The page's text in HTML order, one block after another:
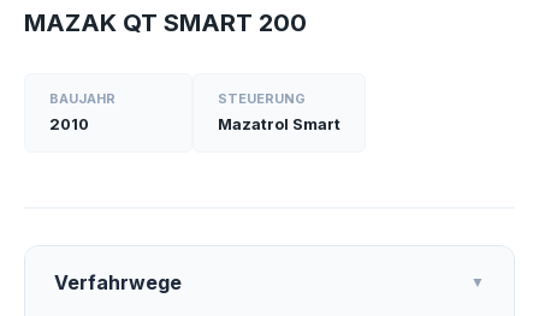
MAZAK QT SMART 200
BAUJAHR
2010
STEUERUNG
Mazatrol Smart
Verfahrwege ▼